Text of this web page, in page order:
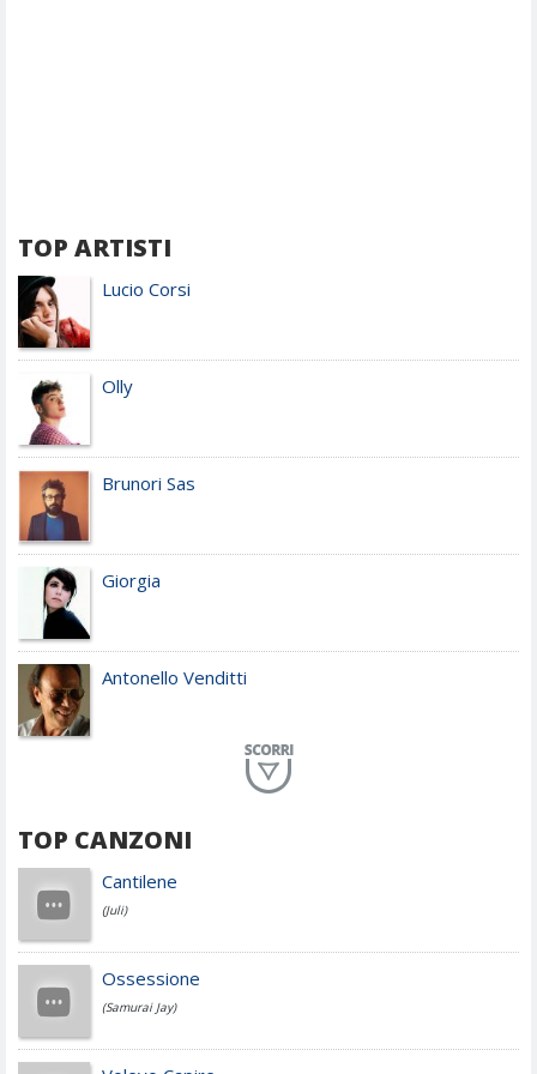
TOP ARTISTI
Lucio Corsi
Olly
Brunori Sas
Giorgia
Antonello Venditti
Achille Lauro
Cesare Cremonini
Jovanotti
TOP CANZONI
Cantilene
(Juli)
Ossessione
(Samurai Jay)